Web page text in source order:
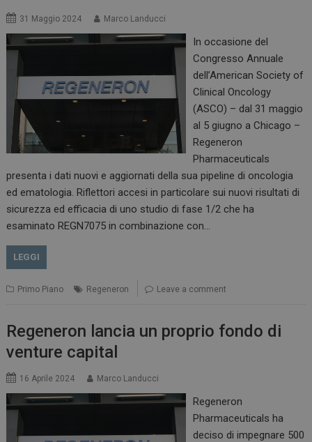
31 Maggio 2024 Marco Landucci
In occasione del
Congresso Annuale
dell’American Society of
Clinical Oncology
(ASCO) – dal 31 maggio
al 5 giugno a Chicago –
Regeneron
Pharmaceuticals
presenta i dati nuovi e aggiornati della sua pipeline di oncologia
ed ematologia. Riflettori accesi in particolare sui nuovi risultati di
sicurezza ed efficacia di uno studio di fase 1/2 che ha
esaminato REGN7075 in combinazione con…
LEGGI
Primo Piano Regeneron Leave a comment
Regeneron lancia un proprio fondo di
venture capital
16 Aprile 2024 Marco Landucci
Regeneron
Pharmaceuticals ha
deciso di impegnare 500
tracking-sites-
www.dailyhealthindustry.it
ARRAffinity
Microsoft Corporation
.www.dailyhealthindustry.it
Sessione
tracking-sites-
ironfish-tracking-
enable
www.dailyhealthindustry.it